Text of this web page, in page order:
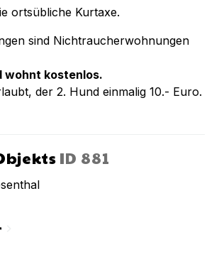
ortsübliche Kurtaxe.
sind Nichtraucherwohnungen
wohnt kostenlos.
der 2. Hund einmalig 10.- Euro.
ID 881
chevron_right